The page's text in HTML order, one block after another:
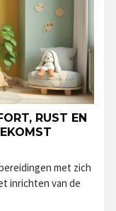
RUST EN
met zich
inrichten van de